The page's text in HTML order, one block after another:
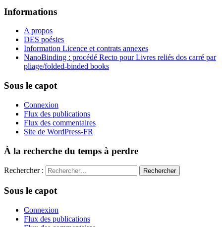
Informations
A propos
DES poésies
Information Licence et contrats annexes
NanoBinding : procédé Recto pour Livres reliés dos carré par
pliage/folded-binded books
Sous le capot
Connexion
Flux des publications
Flux des commentaires
Site de WordPress-FR
À la recherche du temps à perdre
Rechercher :
Sous le capot
Connexion
Flux des publications